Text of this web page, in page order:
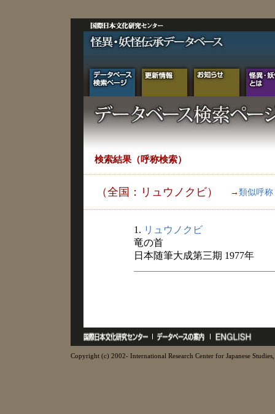
検索結果（呼称検索）
（全国：リュウノクビ） → 類似呼称
1. リュウノクビ
竜の首
日本随筆大成第三期 1977年
Copyright (c) 2002- International Research Center for Japanese